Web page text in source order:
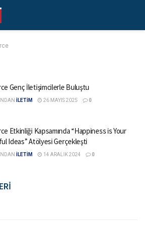
Genç İletişimcilerle Buluştu
İLETİM 26 MAYIS 2025 0
Etkinliği Kapsamında “Happiness is Your
Ideas” Atölyesi Gerçekleşti
İLETİM 14 ARALIK 2024 0